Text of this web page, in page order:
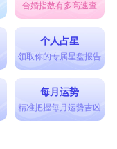
合婚指数有多高速查
个人占星
领取你的专属星盘报告
每月运势
精准把握每月运势吉凶